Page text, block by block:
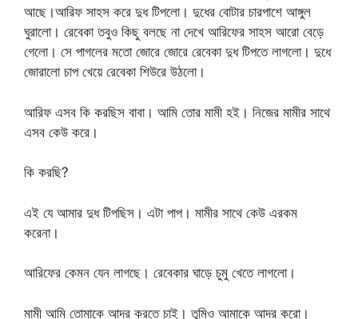
আছে।আরিফ সাহস করে দুধ টিপলো। দুধের বোটার চারপাশে আঙ্গুল
ঘুরালো। রেবেকা তবুও কিছু বলছে না দেখে আরিফের সাহস আরো বেড়ে
গেলো। সে পাগলের মতো জোরে জোরে রেবেকা দুধ টিপতে লাগলো। দুধে
জোরালো চাপ খেয়ে রেবেকা শিউরে উঠলো।
আরিফ এসব কি করছিস বাবা। আমি তোর মামী হই। নিজের মামীর সাথে
এসব কেউ করে।
কি করছি?
এই যে আমার দুধ টিপছিস। এটা পাপ। মামীর সাথে কেউ এরকম
করেনা।
আরিফের কেমন যেন লাগছে। রেবেকার ঘাড়ে চুমু খেতে লাগলো।
মামী আমি তোমাকে আদর করতে চাই। তুমিও আমাকে আদর করো।